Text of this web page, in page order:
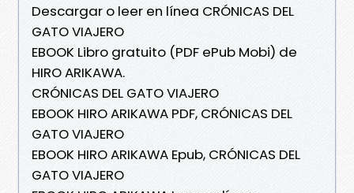
Descargar o leer en línea CRÓNICAS DEL
GATO VIAJERO
EBOOK Libro gratuito (PDF ePub Mobi) de
HIRO ARIKAWA.
CRÓNICAS DEL GATO VIAJERO
EBOOK HIRO ARIKAWA PDF, CRÓNICAS DEL
GATO VIAJERO
EBOOK HIRO ARIKAWA Epub, CRÓNICAS DEL
GATO VIAJERO